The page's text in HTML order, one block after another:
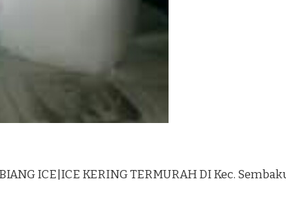
ICE|ICE KERING TERMURAH DI Kec.